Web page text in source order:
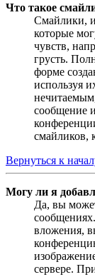
Что такое
Смайлики,
которые
чувств,
грусть.
форме
используя
сообщение
смайликов,
Вернуться к
Могу ли я
Да, вы
вложения,
сервере.